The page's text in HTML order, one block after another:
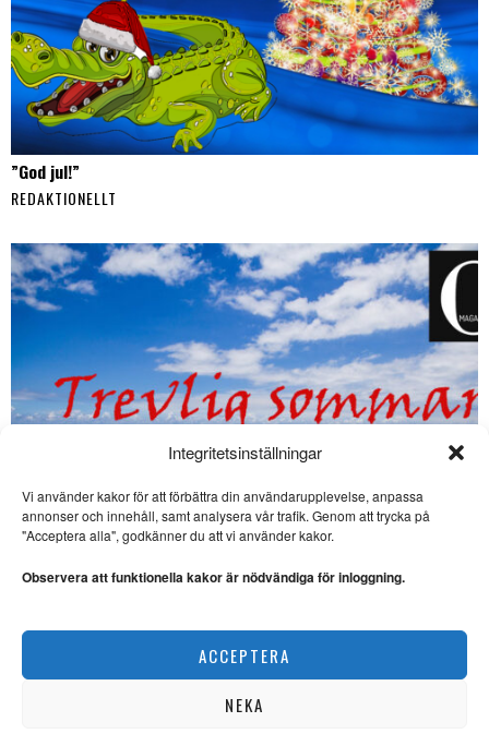
Integritetsinställningar
Vi använder kakor för att förbättra din användarupplevelse, anpassa
annonser och innehåll, samt analysera vår trafik. Genom att trycka på
"Acceptera alla", godkänner du att vi använder kakor.
Observera att funktionella kakor är nödvändiga för inloggning.
ACCEPTERA
NEKA
”God jul!”
REDAKTIONELLT
Glad midsommar!